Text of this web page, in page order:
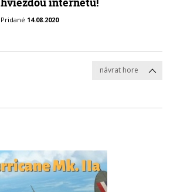
Pridané 14.08.2020
návrat hore